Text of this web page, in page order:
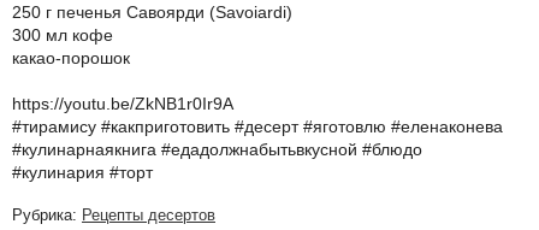
250 г печенья Савоярди (Savoiardi)
300 мл кофе
какао-порошок
https://youtu.be/ZkNB1r0Ir9A
#тирамису #какприготовить #десерт #яготовлю #еленаконева
#кулинарнаякнига #едадолжнабытьвкусной #блюдо
#кулинария #торт
Рубрика: Рецепты десертов